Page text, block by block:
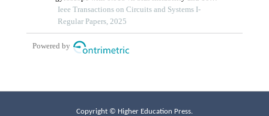
Copyright © Higher Education Press.